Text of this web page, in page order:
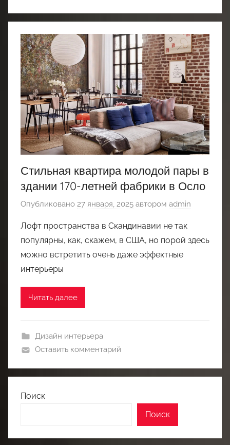
Стильная квартира молодой пары в
здании 170-летней фабрики в Осло
Опубликовано 27 января, 2025 автором admin
Лофт пространства в Скандинавии не так
популярны, как, скажем, в США, но порой здесь
можно встретить очень даже эффектные
интерьеры
Читать далее
Дизайн интерьера
Оставить комментарий
Поиск
Поиск